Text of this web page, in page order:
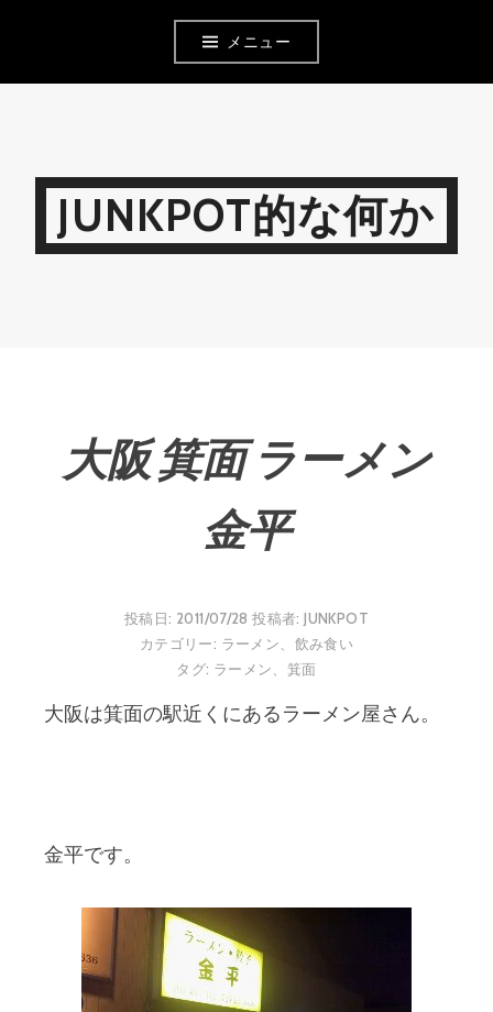
メニュー
JUNKPOT的な何か
大阪 箕面 ラーメン
金平
投稿日: 2011/07/28 投稿者:JUNKPOT
カテゴリー: ラーメン
飲み食い
タグ: ラーメン 箕面
大阪は箕面の駅近くにあるラーメン屋さん。
金平です。